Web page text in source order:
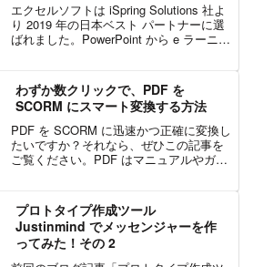
エクセルソフトは iSpring Solutions 社よ
り 2019 年の日本ベスト パートナーに選
ばれました。PowerPoint から e ラーニン
わずか数クリックで、PDF を
SCORM にスマート変換する方法
PDF を SCORM に迅速かつ正確に変換し
たいですか？それなら、ぜひこの記事を
ご覧ください。PDF はマニュアルやガイ
単純なレイアウト、限られた互換性、学
習者の...
プロトタイプ作成ツール
Justinmind でメッセンジャーを作
ってみた！その 2